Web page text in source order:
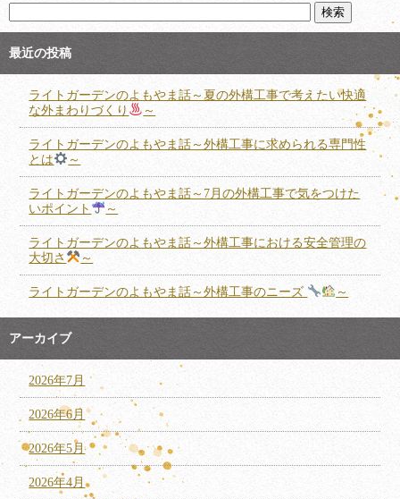
最近の投稿
ライトガーデンのよもやま話～夏の外構工事で考えたい快適
な外まわりづくり
～
ライトガーデンのよもやま話～外構工事に求められる専門性
とは
～
ライトガーデンのよもやま話～7月の外構工事で気をつけた
いポイント
～
ライトガーデンのよもやま話～外構工事における安全管理の
大切さ
～
ライトガーデンのよもやま話～外構工事のニーズ ～
アーカイブ
2026年7月
2026年6月
2026年5月
2026年4月